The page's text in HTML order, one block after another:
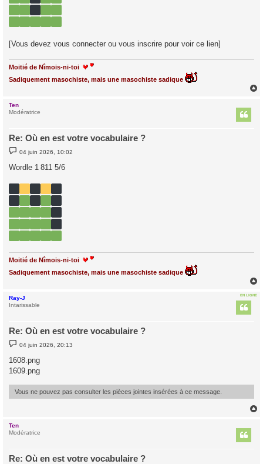
[Vous devez vous connecter ou vous inscrire pour voir ce lien]
Moitié de Nîmois-ni-toi
Sadiquement masochiste, mais une masochiste sadique
Ten
Modératrice
Re: Où en est votre vocabulaire ?
M
e
s
g
04 juin 2026, 10:02
Wordle 1 811 5/6
Moitié de Nîmois-ni-toi
Sadiquement masochiste, mais une masochiste sadique
EN LIGNE
Ray-J
Intarissable
Re: Où en est votre vocabulaire ?
M
e
s
s
a
e
04 juin 2026, 20:13
1608.png
1609.png
Vous ne pouvez pas consulter les pièces jointes insérées à ce message.
Ten
Modératrice
Re: Où en est votre vocabulaire ?